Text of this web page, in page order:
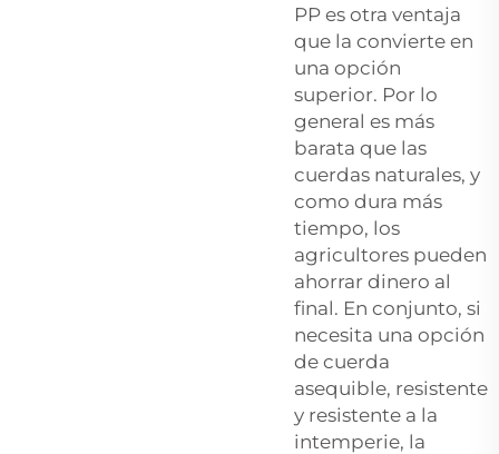
PP es otra ventaja
que la convierte en
una opción
superior. Por lo
general es más
barata que las
cuerdas naturales, y
como dura más
tiempo, los
agricultores pueden
ahorrar dinero al
final. En conjunto, si
necesita una opción
de cuerda
asequible, resistente
y resistente a la
intemperie, la